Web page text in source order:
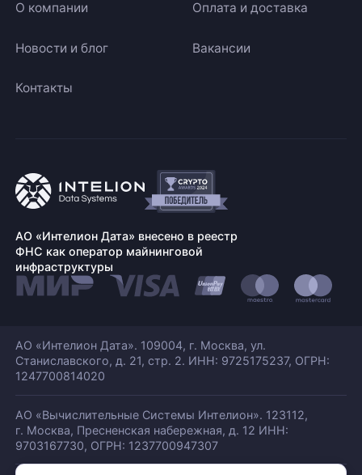
О компании Оплата и доставка
Новости и блог Вакансии
Контакты
АО «Интелион Дата» внесено в реестр
ФНС как оператор майнинговой
инфраструктуры
АО «Интелион Дата». 109004, г. Москва, ул.
Станиславского, д. 21, стр. 2. ИНН: 9725175237, ОГРН:
1247700814020
АО «Вычислительные Системы Интелион». 123112,
г. Москва, Пресненская набережная, д. 12 ИНН:
9703167730, ОГРН: 1237700947307